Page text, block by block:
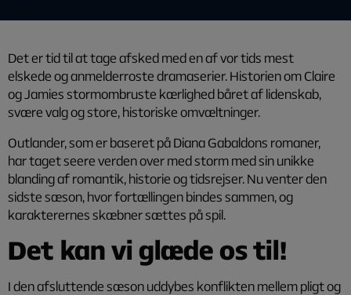
Det er tid til at tage afsked med en af vor tids mest
elskede og anmelderroste dramaserier. Historien om Claire
og Jamies stormombruste kærlighed båret af lidenskab,
svære valg og store, historiske omvæltninger.
Outlander, som er baseret på Diana Gabaldons romaner,
har taget seere verden over med storm med sin unikke
blanding af romantik, historie og tidsrejser. Nu venter den
sidste sæson, hvor fortællingen bindes sammen, og
karakterernes skæbner sættes på spil.
Det kan vi glæde os til!
I den afsluttende sæson uddybes konflikten mellem pligt og